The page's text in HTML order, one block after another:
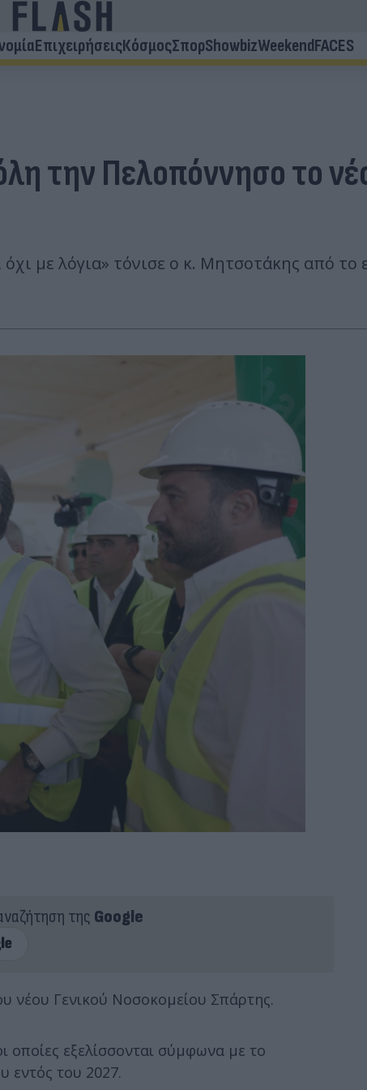
ΕπιχειρήσειςΚόσμοςΣπορShowbizWeekendFACES
την Πελοπόννησο το
με λόγια» τόνισε ο κ. Μητσοτάκης από το
της Google
νέου Γενικού Νοσοκομείου Σπάρτης.
οποίες εξελίσσονται σύμφωνα με το
εντός του 2027.